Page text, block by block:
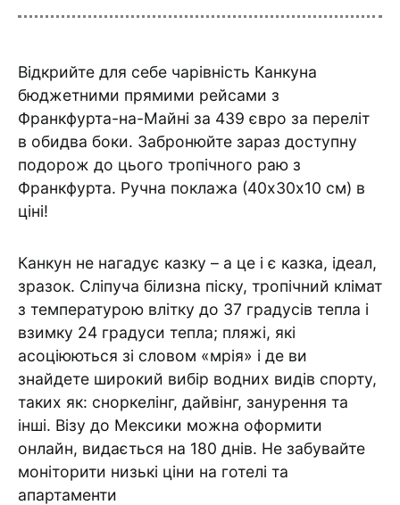
Відкрийте для себе чарівність Канкуна
бюджетними прямими рейсами з
Франкфурта-на-Майні за 439 євро за переліт
в обидва боки. Забронюйте зараз доступну
подорож до цього тропічного раю з
Франкфурта. Ручна поклажа (40х30х10 см) в
ціні!
Канкун не нагадує казку – а це і є казка, ідеал,
зразок. Сліпуча білизна піску, тропічний клімат
з температурою влітку до 37 градусів тепла і
взимку 24 градуси тепла; пляжі, які
асоціюються зі словом «мрія» і де ви
знайдете широкий вибір водних видів спорту,
таких як: сноркелінг, дайвінг, занурення та
інші. Візу до Мексики можна оформити
онлайн, видається на 180 днів. Не забувайте
моніторити низькі ціни на готелі та
апартаменти